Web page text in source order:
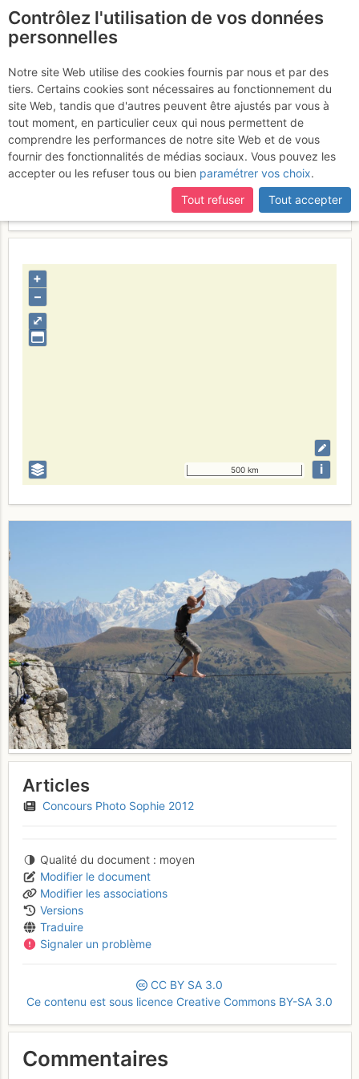
Highline avec mont
blanc
Contributeur
radicalline
Type d'image (licence)
collaboratif (CC by-sa)
1349818883_1346670389.jpg
⤢
+
–
500 km i
Articles
Concours Photo Sophie 2012
Qualité du document
moyen
Modifier le document
Modifier les associations
Versions
Traduire
Signaler un problème
CC BY SA 3.0
Ce contenu est sous licence Creative Commons BY-SA 3.0
Commentaires
Contrôlez l'utilisation de vos données
personnelles
Notre site Web utilise des cookies fournis par nous et par des
tiers. Certains cookies sont nécessaires au fonctionnement du
site Web, tandis que d'autres peuvent être ajustés par vous à
tout moment, en particulier ceux qui nous permettent de
comprendre les performances de notre site Web et de vous
fournir des fonctionnalités de médias sociaux. Vous pouvez les
accepter ou les refuser tous ou bien paramétrer vos choix.
Tout refuser
Tout accepter